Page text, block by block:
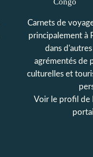
Carnets de
principalement à
dans
agrémentés de
culturelles et
Voir le profil de